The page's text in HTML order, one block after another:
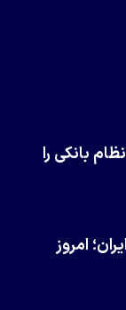
بانکی را
امروز